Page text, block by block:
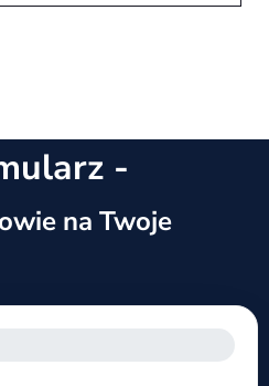
-
na Twoje